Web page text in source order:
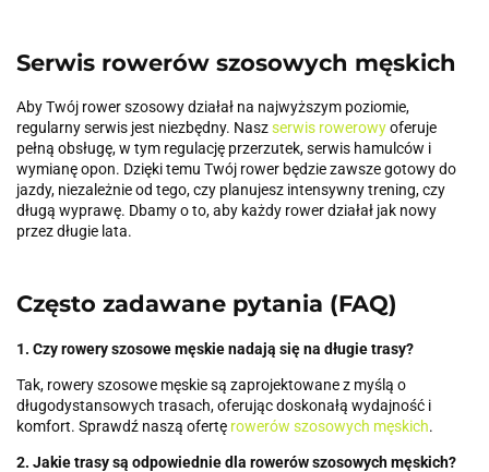
Serwis rowerów szosowych męskich
Aby Twój rower szosowy działał na najwyższym poziomie,
regularny serwis jest niezbędny. Naszserwis rowerowyoferuje
pełną obsługę, w tym regulację przerzutek, serwis hamulców i
wymianę opon. Dzięki temu Twój rower będzie zawsze gotowy do
jazdy, niezależnie od tego, czy planujesz intensywny trening, czy
długą wyprawę. Dbamy o to, aby każdy rower działał jak nowy
przez długie lata.
Często zadawane pytania (FAQ)
1. Czy rowery szosowe męskie nadają się na długie trasy?
Tak, rowery szosowe męskie są zaprojektowane z myślą o
długodystansowych trasach, oferując doskonałą wydajność i
komfort. Sprawdź naszą ofertę rowerów szosowych męskich.
2. Jakie trasy są odpowiednie dla rowerów szosowych męskich?